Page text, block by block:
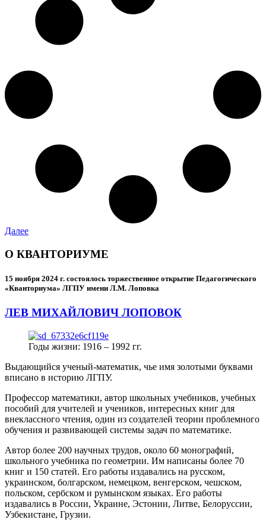
Далее
О КВАНТОРИУМЕ
15 ноября 2024 г. состоялось торжественное открытие Педагогического
«Кванториума» ЛГПУ имени Л.М. Лоповка
ЛЕВ МИХАЙЛОВИЧ ЛОПОВОК
Годы жизни: 1916 – 1992 гг.
Выдающийся ученый-математик, чье имя золотыми буквами
вписано в историю ЛГПУ.
Профессор математики, автор школьных учебников, учебных
пособий для учителей и учеников, интересных книг для
внеклассного чтения, один из создателей теории проблемного
обучения и развивающей системы задач по математике.
Автор более 200 научных трудов, около 60 монографий,
школьного учебника по геометрии. Им написаны более 70
книг и 150 статей. Его работы издавались на русском,
украинском, болгарском, немецком, венгерском, чешском,
польском, сербском и румынском языках. Его работы
издавались в России, Украине, Эстонии, Литве, Белоруссии,
Узбекистане, Грузии.